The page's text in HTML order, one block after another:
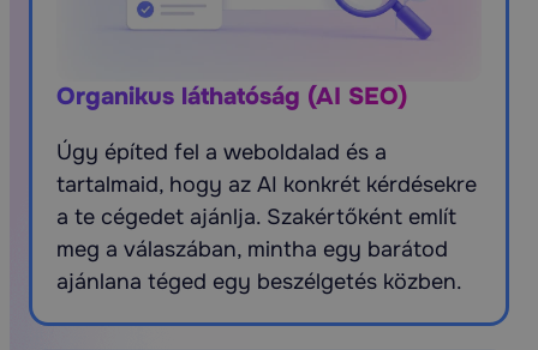
Organikus láthatóság (AI SEO)
Úgy építed fel a weboldalad és a
tartalmaid, hogy az AI konkrét kérdésekre
a te cégedet ajánlja. Szakértőként említ
meg a válaszában, mintha egy barátod
ajánlana téged egy beszélgetés közben.